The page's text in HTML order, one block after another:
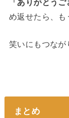
「ありがとう
め返せたら、も
笑いにもつなが
まとめ